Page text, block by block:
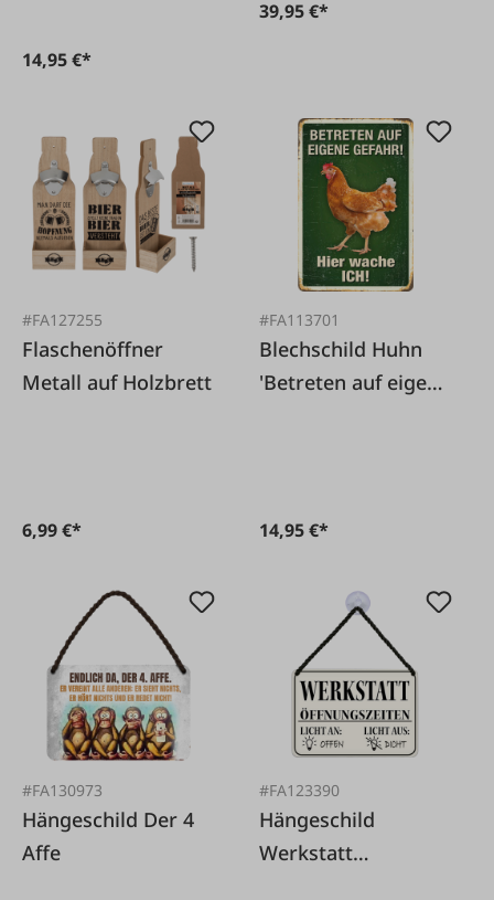
14,95 €*
39,95 €*
#FA127255
Flaschenöffner
Metall auf Holzbrett
6,99 €*
#FA113701
Blechschild Huhn
'Betreten auf eigene
14,95 €*
#FA130973
Hängeschild Der 4
Affe
#FA123390
Hängeschild
Werkstatt